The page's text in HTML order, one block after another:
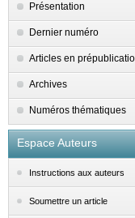
Présentation
Dernier numéro
Articles en
Archives
Numéros thématiques
Espace Auteurs
Instructions aux auteurs
Soumettre un article